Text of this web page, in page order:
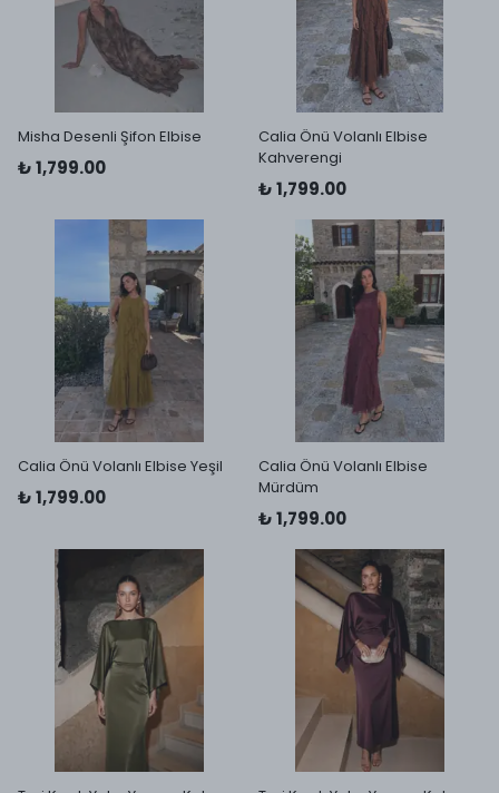
Misha Desenli Şifon Elbise
₺ 1,799.00
Calia Önü Volanlı Elbise
Kahverengi
₺ 1,799.00
Calia Önü Volanlı Elbise Yeşil
₺ 1,799.00
Calia Önü Volanlı Elbise
Mürdüm
₺ 1,799.00